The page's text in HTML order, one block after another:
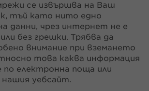
се извършва на Ваш
тъй като нито едно
данни, чрез интернет не е
без грешки. Трябва да
внимание при вземането
това каква информация
по електронна поща или
уебсайт.